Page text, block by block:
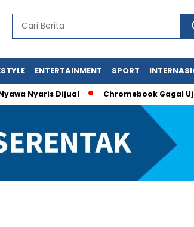
ENTERTAINMENT SPORT
Dijual Chromebook Gagal Uji tapi